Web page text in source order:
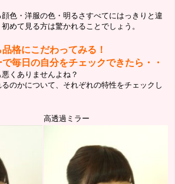
色・洋服の色・明るさすべてにはっきりと違
めて見る方は驚かれることでしょう。
格にこだわってみる！
毎日の自分をチェックできたら・・
くありませんよね？
のかについて、それぞれの特性をチェックし
高透過ミラー